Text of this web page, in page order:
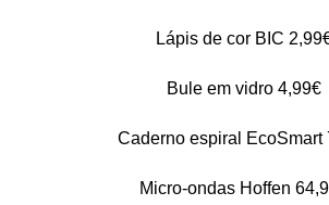
Lápis de cor BIC
Bule em vidro 4,99€
Caderno espiral EcoSmart
Micro-ondas Hoffen